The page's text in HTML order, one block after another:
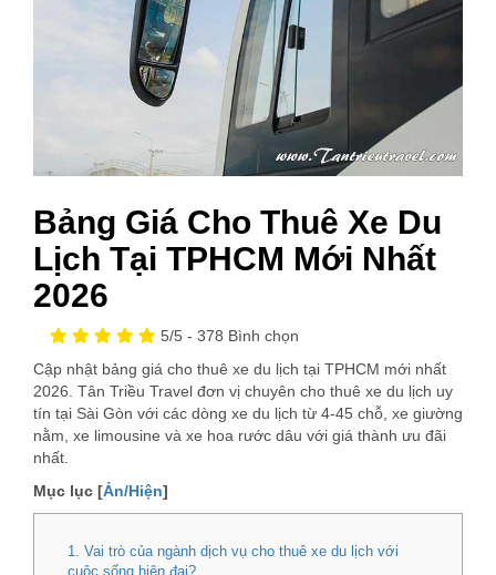
Bảng Giá Cho Thuê Xe Du
Lịch Tại TPHCM Mới Nhất
2026
5/5 - 378 Bình chọn
Cập nhật bảng giá cho thuê xe du lịch tại TPHCM mới nhất
2026. Tân Triều Travel đơn vị chuyên cho thuê xe du lịch uy
tín tại Sài Gòn với các dòng xe du lịch từ 4-45 chỗ, xe giường
nằm, xe limousine và xe hoa rước dâu với giá thành ưu đãi
nhất.
Mục lục [Ản/Hiện]
1. Vai trò của ngành dịch vụ cho thuê xe du lịch với
cuộc sống hiện đại?